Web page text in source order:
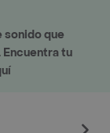
sonido que
tu